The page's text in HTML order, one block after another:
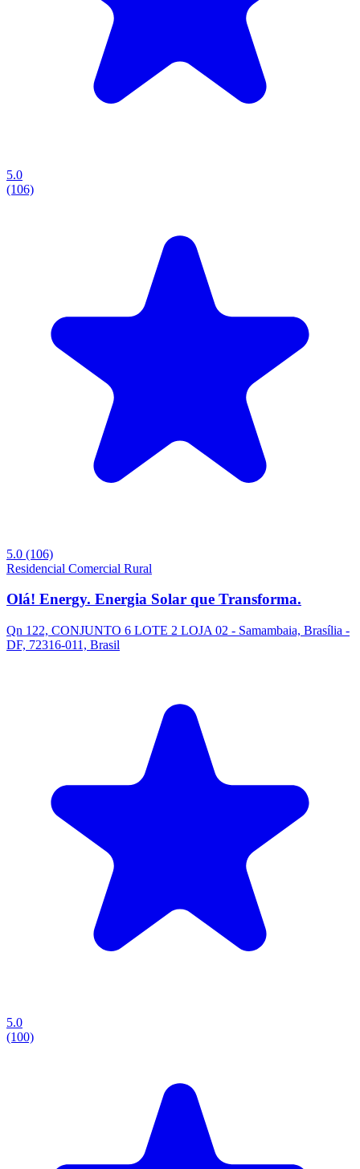
5.0
(106)
5.0 (106)
Residencial Comercial Rural
Olá! Energy. Energia Solar que Transforma.
Qn 122, CONJUNTO 6 LOTE 2 LOJA 02 - Samambaia, Brasília -
DF, 72316-011, Brasil
5.0
(100)